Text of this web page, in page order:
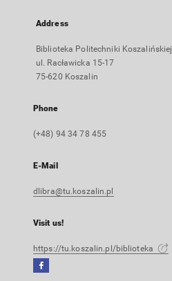
Address
Biblioteka Politechniki Koszalińskiej
ul. Racławicka 15-17
75-620 Koszalin
Phone
(+48) 94 34 78 455
E-Mail
dlibra@tu.koszalin.pl
Visit us!
https://tu.koszalin.pl/biblioteka
Facebook